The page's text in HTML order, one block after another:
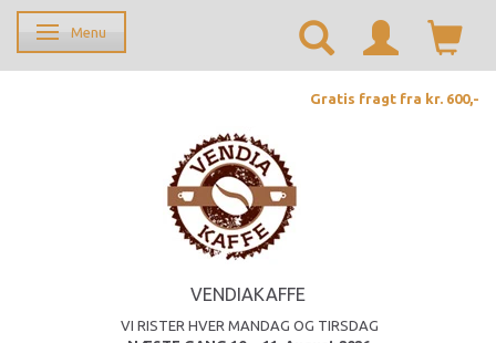
Skifte navigation
Menu
Gratis fragt fra kr. 600,-
VENDIAKAFFE
VI RISTER HVER MANDAG OG TIRSDAG